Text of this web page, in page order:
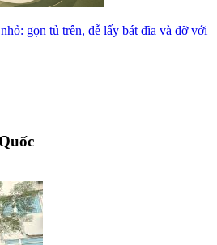
gọn tủ trên, dễ lấy bát đĩa và đỡ với